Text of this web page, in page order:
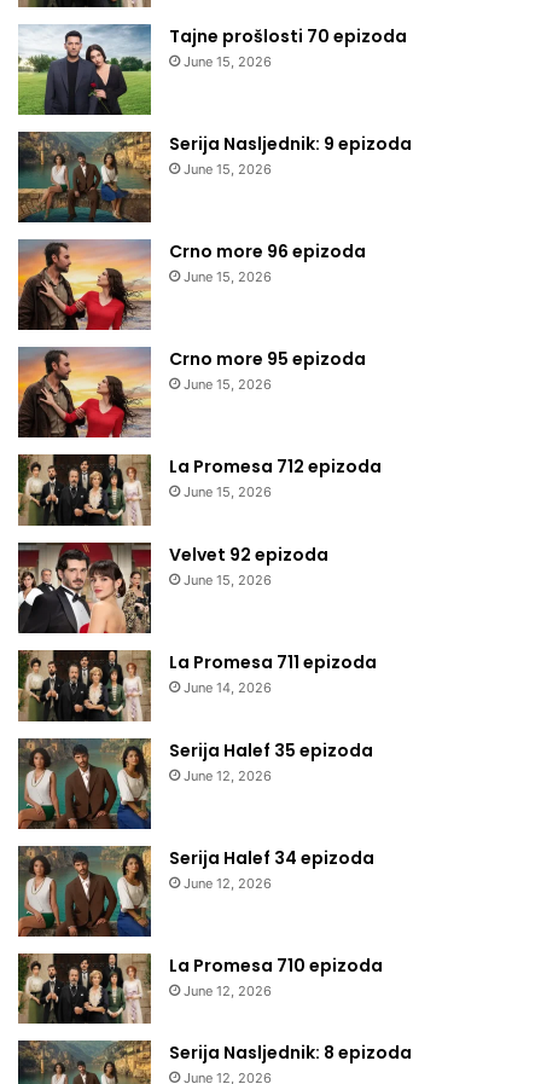
Tajne prošlosti 70 epizoda
June 15, 2026
Serija Nasljednik: 9 epizoda
June 15, 2026
Crno more 96 epizoda
June 15, 2026
Crno more 95 epizoda
June 15, 2026
La Promesa 712 epizoda
June 15, 2026
Velvet 92 epizoda
June 15, 2026
La Promesa 711 epizoda
June 14, 2026
Serija Halef 35 epizoda
June 12, 2026
Serija Halef 34 epizoda
June 12, 2026
La Promesa 710 epizoda
June 12, 2026
Serija Nasljednik: 8 epizoda
June 12, 2026